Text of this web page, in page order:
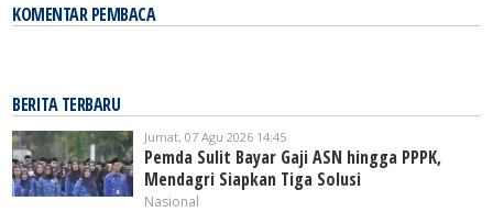
KOMENTAR PEMBACA
BERITA TERBARU
Jumat, 07 Agu 2026 14:45
Pemda Sulit Bayar Gaji ASN hingga PPPK,
Mendagri Siapkan Tiga Solusi
Nasional